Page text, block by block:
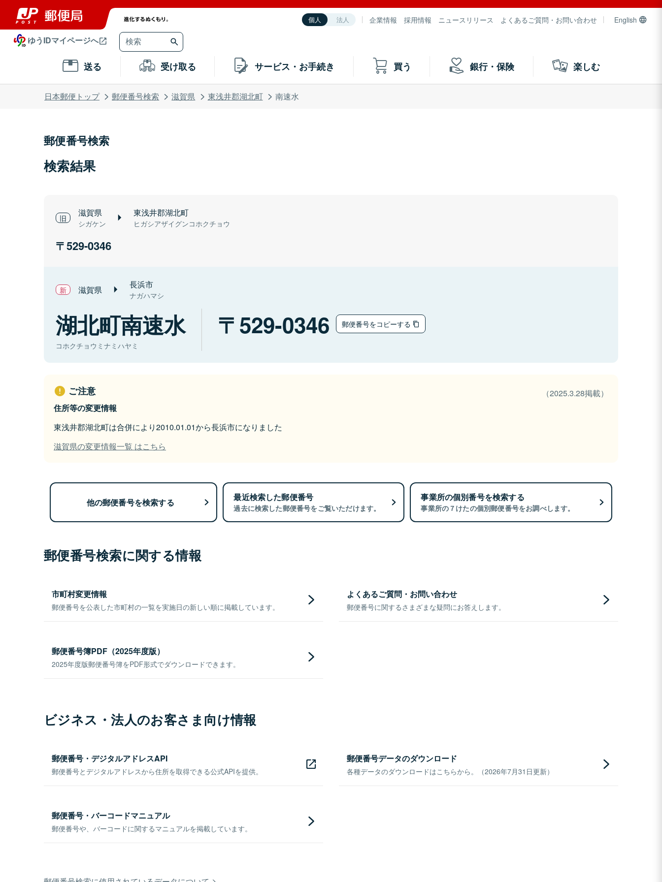
個人 法人 企業情報 採用情報 ニュースリリース よくあるご質問・お問い合わせ English
ゆうIDマイページへ
送る 受け取る サービス・お手続き 買う 銀行・保険 楽しむ
日本郵便トップ 郵便番号検索 滋賀県 東浅井郡湖北町 南速水
郵便番号検索
検索結果
滋賀県
シガケン
東浅井郡湖北町
ヒガシアザイグンコホクチョウ
529-0346
滋賀県 長浜市
ナガハマシ
湖北町南速水
コホクチョウミナミハヤミ
529-0346 郵便番号をコピーする
ご注意
（2025.3.28掲載）
住所等の変更情報
東浅井郡湖北町は合併により2010.01.01から長浜市になりました
滋賀県の変更情報一覧 はこちら
他の郵便番号を検索する 最近検索した郵便番号
過去に検索した郵便番号をご覧いただけます。
事業所の個別番号を検索する
事業所の７けたの個別郵便番号をお調べします。
郵便番号検索に関する情報
市町村変更情報
郵便番号を公表した市町村の一覧を実施日の新しい順に掲載しています。
よくあるご質問・お問い合わせ
郵便番号に関するさまざまな疑問にお答えします。
郵便番号簿PDF（2025年度版）
2025年度版郵便番号簿をPDF形式でダウンロードできます。
ビジネス・法人のお客さま向け情報
郵便番号・デジタルアドレスAPI
郵便番号とデジタルアドレスから住所を取得できる公式APIを提供。
郵便番号データのダウンロード
各種データのダウンロードはこちらから。（2026年7月31日更新）
郵便番号・バーコードマニュアル
郵便番号や、バーコードに関するマニュアルを掲載しています。